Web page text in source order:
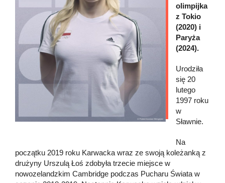
olimpijka
z Tokio
(2020) i
Paryża
(2024).
Urodziła
się 20
lutego
1997 roku
w
Sławnie.
Na
początku 2019 roku Karwacka wraz ze swoją koleżanką z
drużyny Urszulą Łoś zdobyła trzecie miejsce w
nowozelandzkim Cambridge podczas Pucharu Świata w